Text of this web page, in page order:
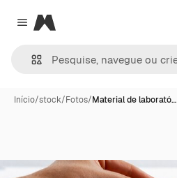
Close menu
Magnific
Início/stock/Fotos/Material de laborató…